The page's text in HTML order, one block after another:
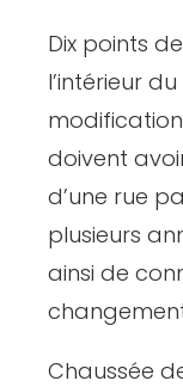
Dix points
l’intérieur
doivent
d’une rue
plusieurs
ainsi de
Chaussée